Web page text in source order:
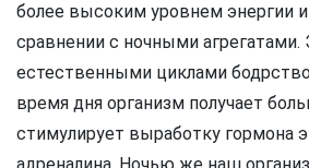
более высоким уровнем энергии
сравнении с ночными агрегатами.
естественными циклами
время дня организм получает
стимулирует выработку гормона